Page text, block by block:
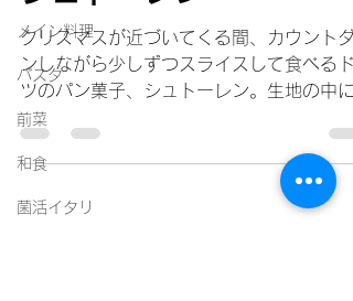
メイン料理
パスタ
前菜
和食
菌活イタリ
クリスマスが近づいてくる間、カウントダ
ンしながら少しずつスライスして食べるド
ツのパン菓子、シュトーレン。生地の中に
ドライフルーツやレーズンなど様々な種類
入っていて、表面にはたっぷりの粉砂糖が
ぶされています。 シュトーレンはドイツに
古く伝わる伝統的なパン菓子です。ド...